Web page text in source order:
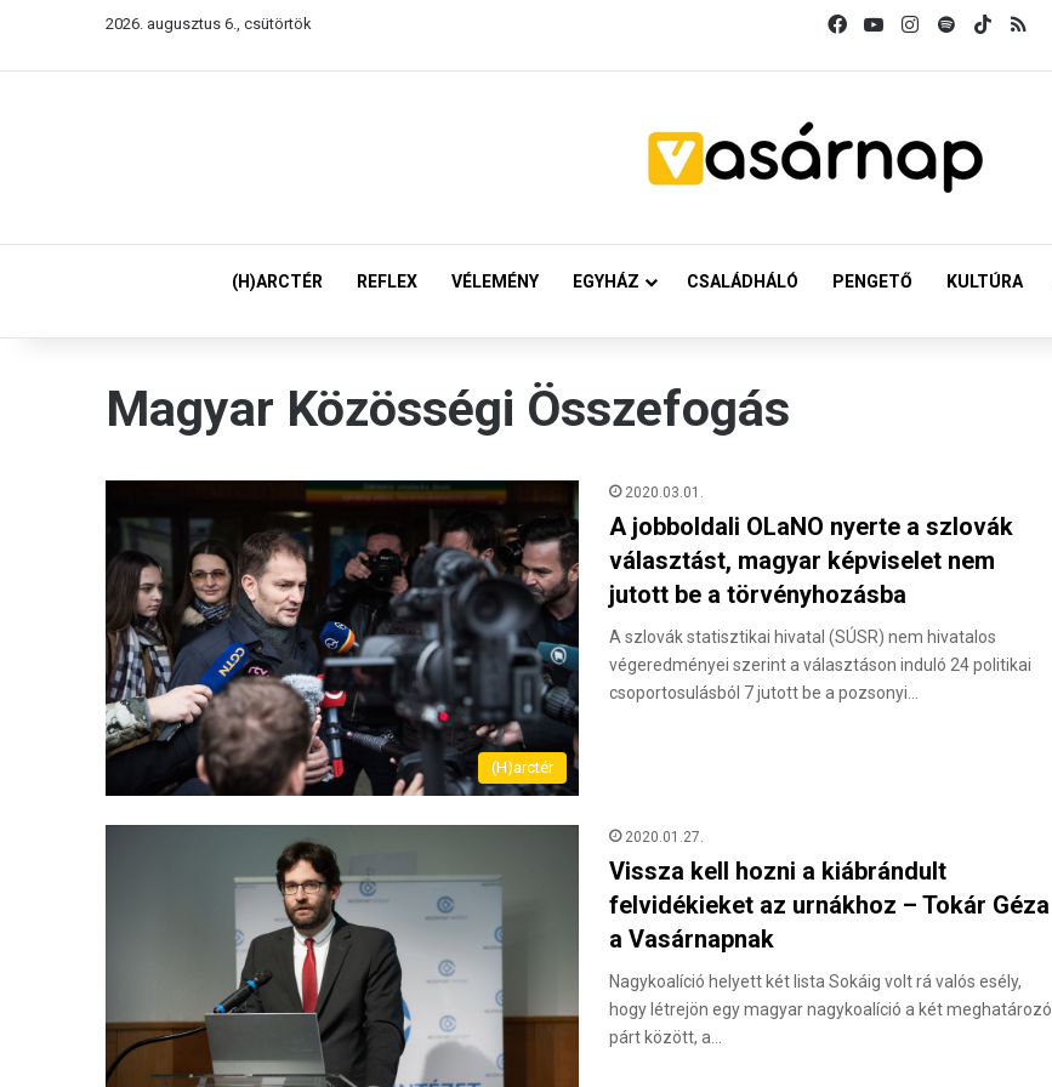
2026. augusztus 6., csütörtök FacebookYouTubeInstagram
SpotifyTikTok
(H)ARCTÉR REFLEX VÉLEMÉNY EGYHÁZ CSALÁDHÁLÓ PENGETŐ KULTÚRA
Magyar Közösségi Összefogás
(H)arctér
2020.03.01.
A jobboldali OLaNO nyerte a szlovák
választást, magyar képviselet nem
jutott be a törvényhozásba
A szlovák statisztikai hivatal (SÚSR) nem hivatalos
végeredményei szerint a választáson induló 24 politikai
csoportosulásból 7 jutott be a pozsonyi…
2020.01.27.
Vissza kell hozni a kiábrándult
felvidékieket az urnákhoz – Tokár Géza
a Vasárnapnak
Nagykoalíció helyett két lista Sokáig volt rá valós esély,
hogy létrejön egy magyar nagykoalíció a két meghatározó
párt között, a…